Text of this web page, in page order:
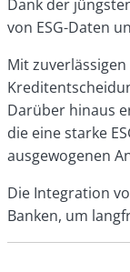
Dank der
von ESG-Daten
Mit
Darüber hinaus
die eine starke
ausgewogenen
Die Integration
Banken, um